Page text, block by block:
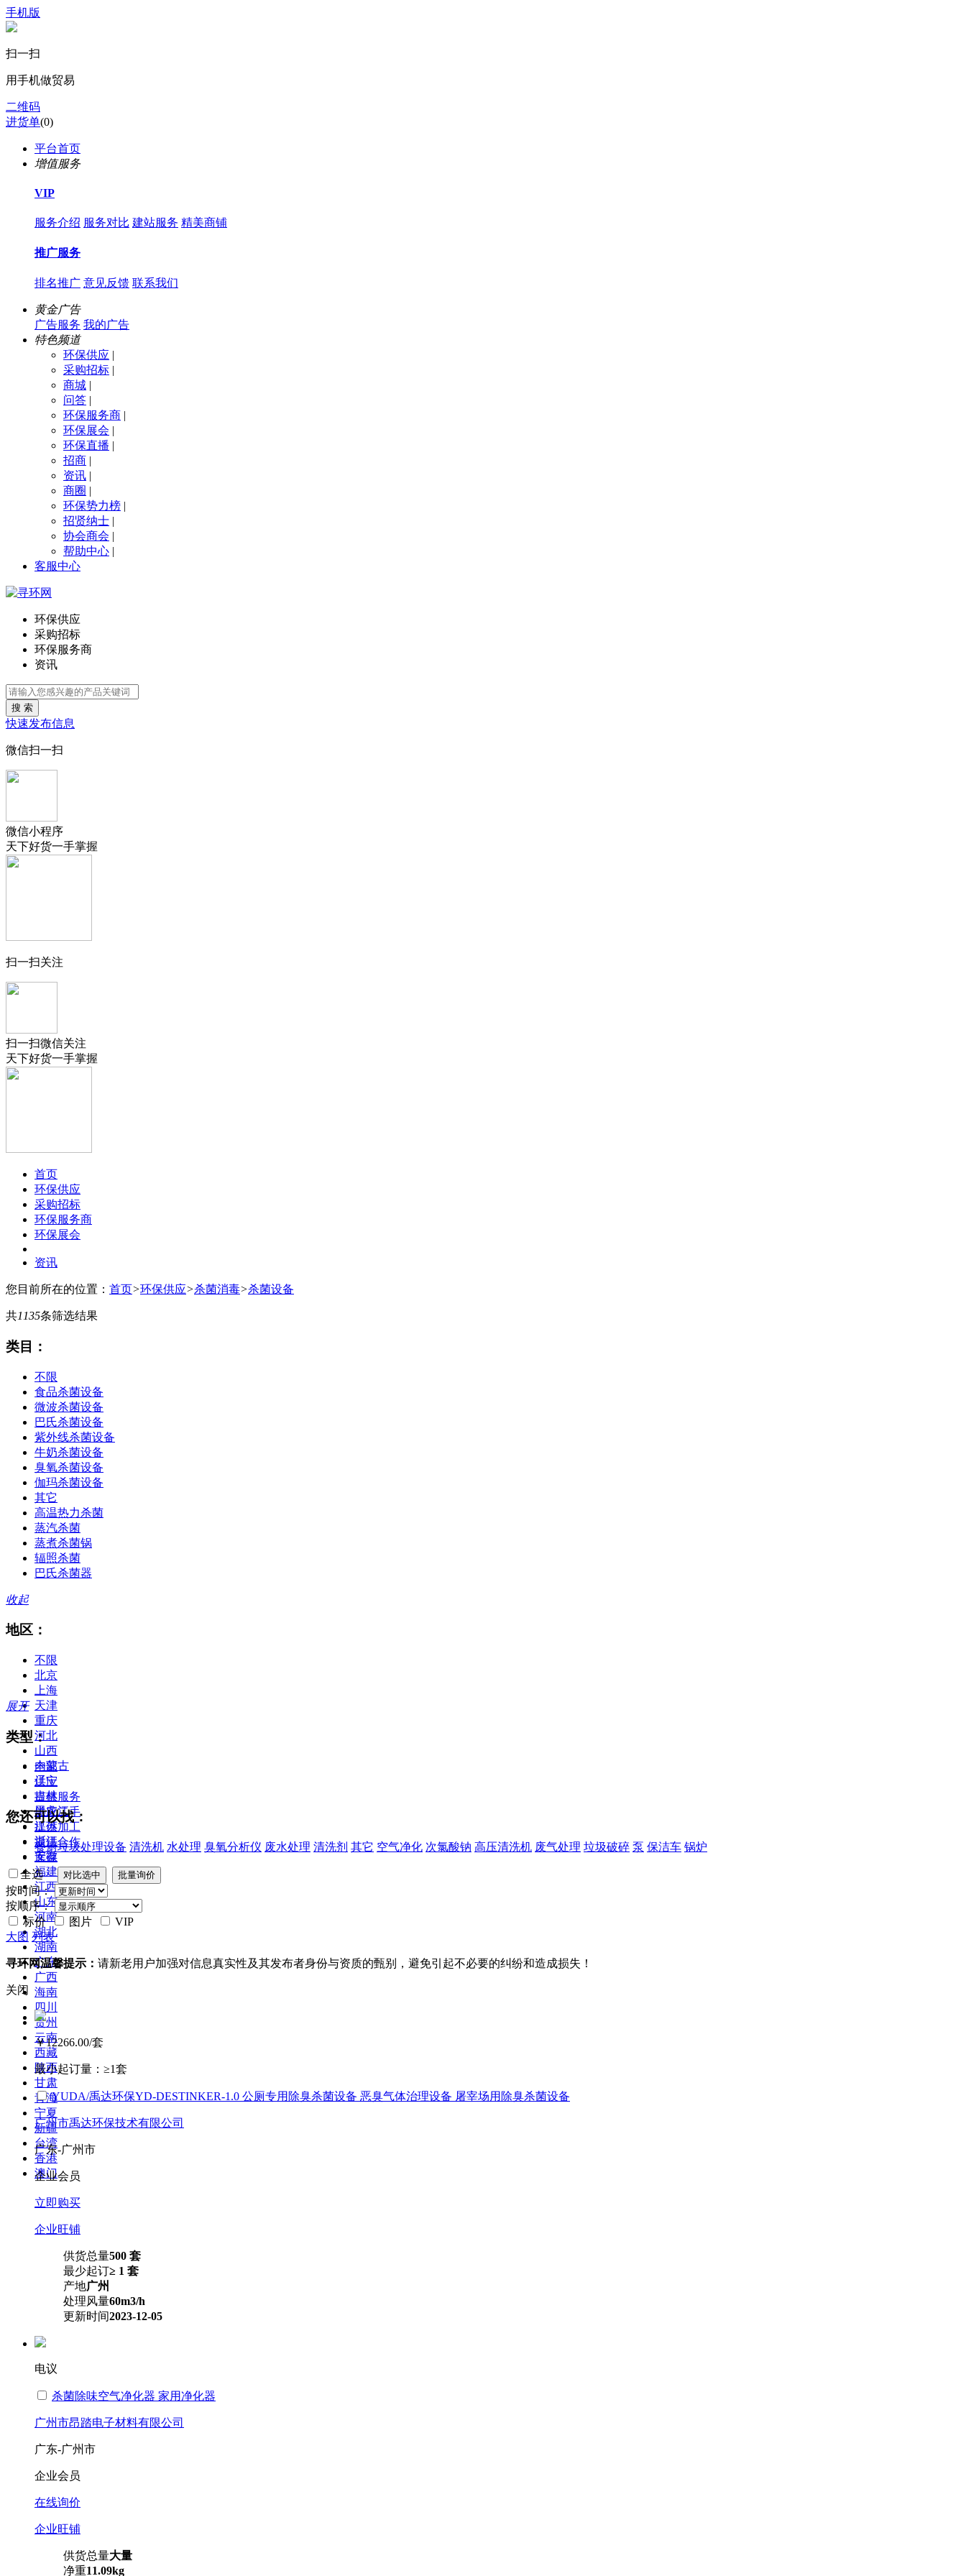
手机版
扫一扫
用手机做贸易
二维码
进货单(0)
平台首页
增值服务
VIP
服务介绍 服务对比 建站服务 精美商铺
推广服务
排名推广 意见反馈 联系我们
黄金广告
广告服务 我的广告
特色频道
环保供应 |
采购招标 |
商城 |
问答 |
环保服务商 |
环保展会 |
环保直播 |
招商 |
资讯 |
商圈 |
环保势力榜 |
招贤纳士 |
协会商会 |
帮助中心 |
客服中心
环保供应
采购招标
环保服务商
资讯
搜 索
快速发布信息
微信扫一扫
微信小程序
天下好货一手掌握
扫一扫关注
扫一扫微信关注
天下好货一手掌握
首页
环保供应
采购招标
环保服务商
环保展会
资讯
您目前所在的位置： 首页>环保供应>杀菌消毒>杀菌设备
共1135条筛选结果
类目：
不限
食品杀菌设备
微波杀菌设备
巴氏杀菌设备
紫外线杀菌设备
牛奶杀菌设备
臭氧杀菌设备
伽玛杀菌设备
其它
高温热力杀菌
蒸汽杀菌
蒸煮杀菌锅
辐照杀菌
巴氏杀菌器
收起
地区：
不限
北京
上海
天津
重庆
河北
山西
内蒙古
辽宁
吉林
黑龙江
江苏
浙江
安徽
福建
江西
山东
河南
湖北
湖南
广东
广西
海南
四川
贵州
云南
西藏
陕西
甘肃
青海
宁夏
新疆
台湾
香港
澳门
展开
类型：
全部
供应
提供服务
供应二手
提供加工
提供合作
库存
您还可以找：
餐厨垃圾处理设备 清洗机 水处理 臭氧分析仪 废水处理 清洗剂 其它 空气净化 次氯酸钠 高压清洗机 废气处理 垃圾破碎 泵 保洁车 锅炉
全选
按时间：
按顺序：
标价
图片
VIP
大图 列表
寻环网温馨提示： 请新老用户加强对信息真实性及其发布者身份与资质的甄别，避免引起不必要的纠纷和造成损失！
关闭
￥12266.00/套
最小起订量： ≥1套
YUDA/禹达环保YD-DESTINKER-1.0 公厕专用除臭杀菌设备 恶臭气体治理设备 屠宰场用除臭杀菌设备
广州市禹达环保技术有限公司
广东-广州市
企业会员
立即购买
企业旺铺
供货总量500 套
最少起订≥ 1 套
产地广州
处理风量60m3/h
更新时间2023-12-05
电议
杀菌除味空气净化器 家用净化器
广州市昂踏电子材料有限公司
广东-广州市
企业会员
在线询价
企业旺铺
供货总量大量
净重11.09kg